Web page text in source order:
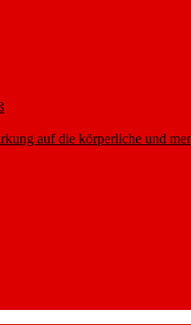
auf die körperliche und